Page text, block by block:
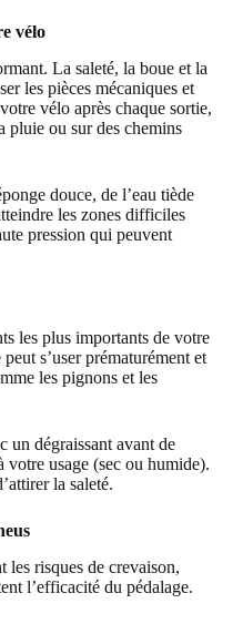
vélo
La saleté, la boue et la
les pièces mécaniques et
vélo après chaque sortie,
pluie ou sur des chemins
douce, de l’eau tiède
les zones difficiles
pression qui peuvent
les plus importants de votre
s’user prématurément et
les pignons et les
un dégraissant avant de
votre usage (sec ou humide).
la saleté.
les risques de crevaison,
l’efficacité du pédalage.